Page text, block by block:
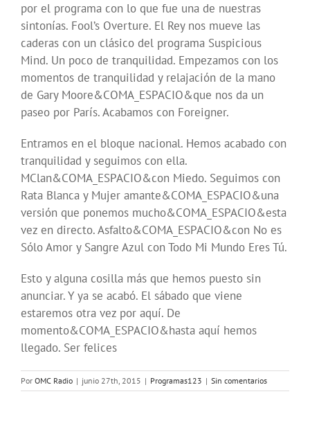
por el programa con lo que fue una de nuestras
sintonías. Fool’s Overture. El Rey nos mueve las
caderas con un clásico del programa Suspicious
Mind. Un poco de tranquilidad. Empezamos con los
momentos de tranquilidad y relajación de la mano
de Gary Moore&COMA_ESPACIO&que nos da un
paseo por París. Acabamos con Foreigner.
Entramos en el bloque nacional. Hemos acabado con
tranquilidad y seguimos con ella.
MClan&COMA_ESPACIO&con Miedo. Seguimos con
Rata Blanca y Mujer amante&COMA_ESPACIO&una
versión que ponemos mucho&COMA_ESPACIO&esta
vez en directo. Asfalto&COMA_ESPACIO&con No es
Sólo Amor y Sangre Azul con Todo Mi Mundo Eres Tú.
Esto y alguna cosilla más que hemos puesto sin
anunciar. Y ya se acabó. El sábado que viene
estaremos otra vez por aquí. De
momento&COMA_ESPACIO&hasta aquí hemos
llegado. Ser felices
Por OMC Radio | junio 27th, 2015 | Programas123 | Sin comentarios